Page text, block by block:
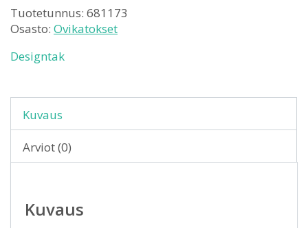
Tuotetunnus: 681173
Osasto: Ovikatokset
Designtak
Kuvaus
Arviot (0)
Kuvaus